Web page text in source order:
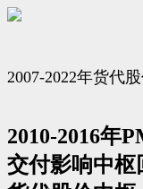
2007-2022年货代
2010-2016年
交付影响中枢